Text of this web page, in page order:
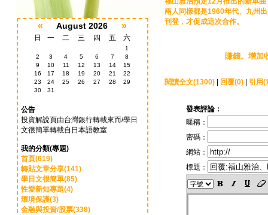
« August 2026 »
日 一 二 三 四 五 六
1
2
3 4 5 6 7
8
9
10 11 12 13 14
15
16
17 18 19 20 21
22
23
24 25 26 27 28
29
30
31
公告
投資解說頁由台灣銀行轉載來而/學日
文很簡單轉載自日本語教室
我的分類(專題)
首頁(619)
轉貼文章分享(141)
學日文很簡單(85)
性愛新知專題(4)
環境保護(3)
金融與投資/股票(338)
兩人同樣都是1960年代、九州
刊登，才促成這次合作。
賺錢。 增加
閱讀全文(1300) 回覆(0) 引用
發表評論：
暱稱：
密碼：
網站：
標題：